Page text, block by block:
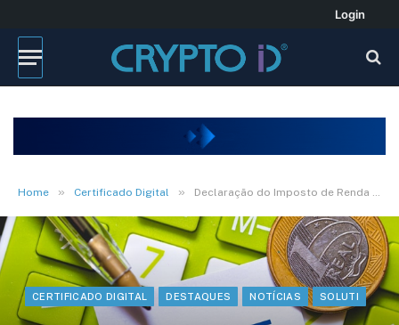
Login
Home » Certificado Digital » Declaração do Imposto de Renda 2023: confira novidades e como utilizar o Certificado Digital
CERTIFICADO DIGITAL DESTAQUES NOTÍCIAS SOLUTI